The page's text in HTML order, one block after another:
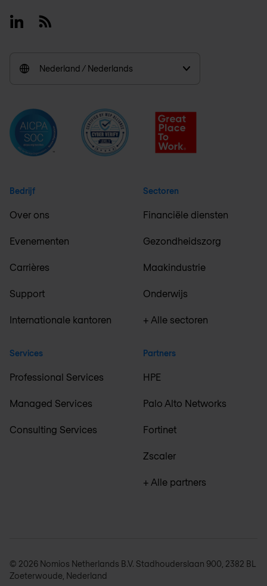
LinkedinRSS
Nederland / Nederlands
Bedrijf
Over ons
Evenementen
Carrières
Support
Internationale kantoren
Services
Professional Services
Managed Services
Consulting Services
Sectoren
Financiële diensten
Gezondheidszorg
Maakindustrie
Onderwijs
+ Alle sectoren
Partners
HPE
Palo Alto Networks
Fortinet
Zscaler
+ Alle partners
© 2026 Nomios Netherlands B.V. Stadhouderslaan 900, 2382 BL
Zoeterwoude, Nederland